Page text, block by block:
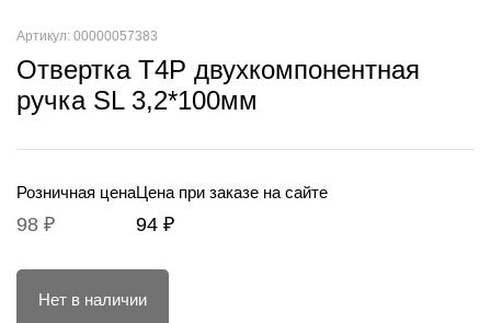
Артикул: 00000057383
Отвертка T4P двухкомпонентная
ручка SL 3,2*100мм
Розничная цена
98 ₽
Цена при заказе на сайте
94 ₽
Нет в наличии